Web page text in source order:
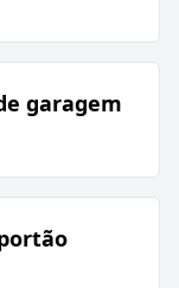
garagem